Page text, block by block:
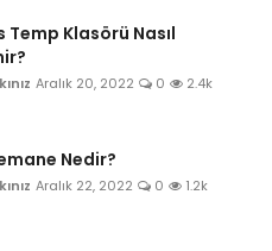
Temp Klasörü Nasıl
Aralık 20, 2022 0 2.4k
Nedir?
Aralık 22, 2022 0 1.2k